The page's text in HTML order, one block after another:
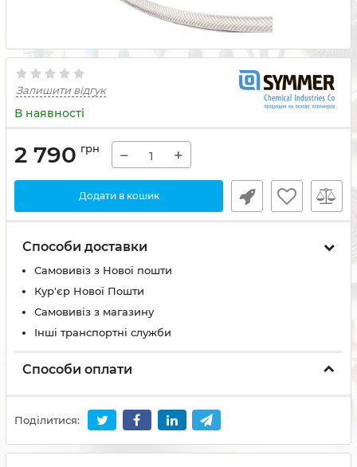
Залишити відгук
В наявності
2 790 грн − +
Додати в кошик
Способи доставки
Самовивіз з Нової пошти
Кур'єр Нової Пошти
Самовивіз з магазину
Інші транспортні служби
Способи оплати
Поділитися: